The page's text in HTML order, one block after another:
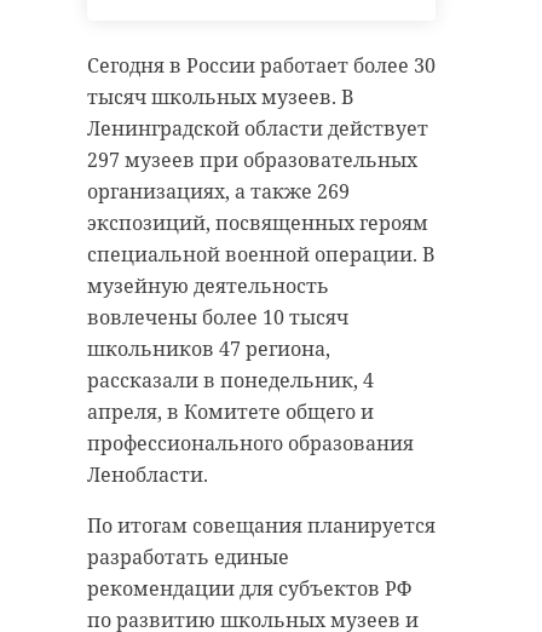
Сегодня в России работает более 30
тысяч школьных музеев. В
Ленинградской области действует
297 музеев при образовательных
организациях, а также 269
экспозиций, посвященных героям
специальной военной операции. В
музейную деятельность
вовлечены более 10 тысяч
школьников 47 региона,
рассказали в понедельник, 4
апреля, в Комитете общего и
профессионального образования
Ленобласти.
По итогам совещания планируется
разработать единые
рекомендации для субъектов РФ
по развитию школьных музеев и